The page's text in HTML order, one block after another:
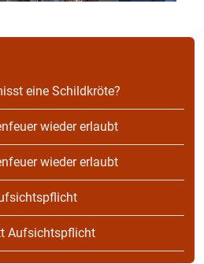
eine Schildkröte?
wieder erlaubt
wieder erlaubt
Aufsichtspflicht